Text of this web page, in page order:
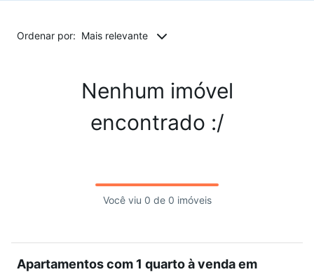
Ordenar por: Mais relevante
Nenhum imóvel
encontrado :/
Você viu 0 de 0 imóveis
Apartamentos com 1 quarto à venda em